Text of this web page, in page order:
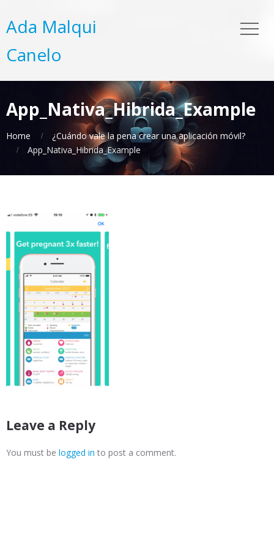
Ada Malqui
Canelo
App_Nativa_Hibrida_Example
Home
¿Cuándo vale la pena crear una aplicación móvil?
App_Nativa_Hibrida_Example
Leave a Reply
You must be logged in to post a comment.